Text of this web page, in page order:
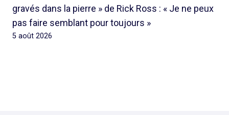
gravés dans la pierre » de Rick Ross : « Je ne peux
pas faire semblant pour toujours »
5 août 2026